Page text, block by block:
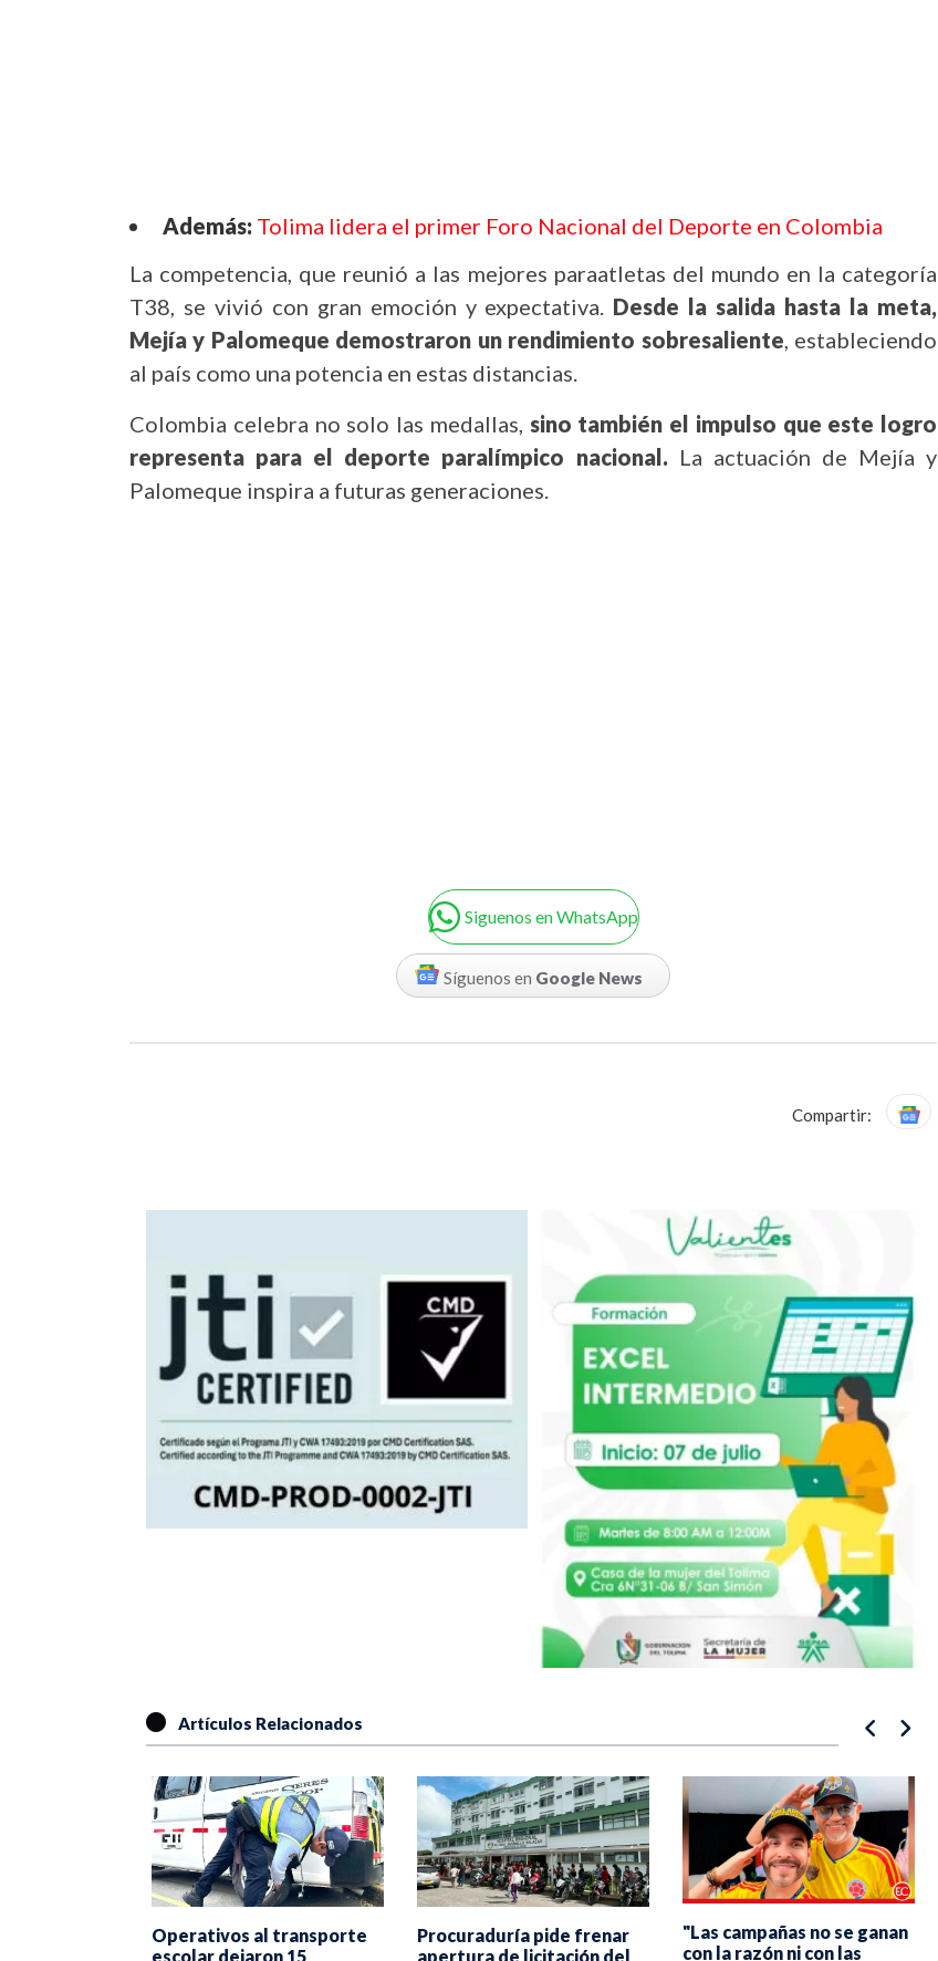
Además: Tolima lidera el primer Foro Nacional del Deporte en Colombia
La competencia, que reunió a las mejores paraatletas del mundo en la categoría
T38, se vivió con gran emoción y expectativa. Desde la salida hasta la meta,
Mejía y Palomeque demostraron un rendimiento sobresaliente, estableciendo
al país como una potencia en estas distancias.
Colombia celebra no solo las medallas, sino también el impulso que este logro
representa para el deporte paralímpico nacional. La actuación de Mejía y
Palomeque inspira a futuras generaciones.
Siguenos en WhatsApp
Síguenos en Google News
Compartir:
Artículos Relacionados
Operativos al transporte
escolar dejaron 15
Procuraduría pide frenar
apertura de licitación del
"Las campañas no se ganan
con la razón ni con las